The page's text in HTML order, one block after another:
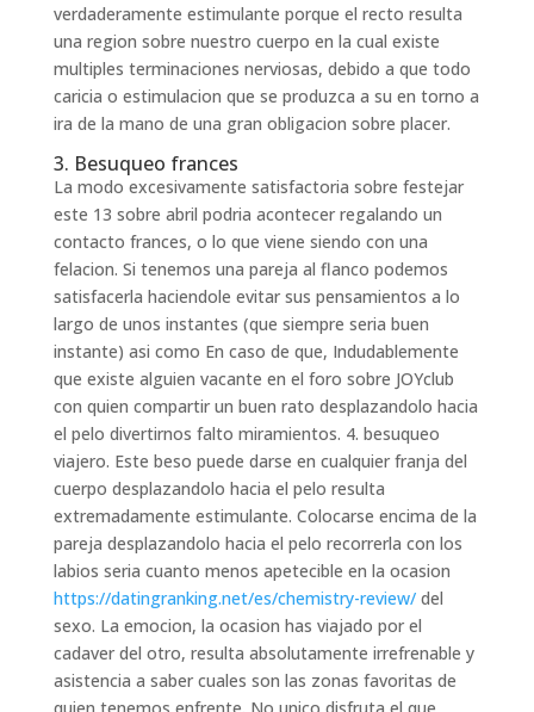
verdaderamente estimulante porque el recto resulta
una region sobre nuestro cuerpo en la cual existe
multiples terminaciones nerviosas, debido a que todo
caricia o estimulacion que se produzca a su en torno a
ira de la mano de una gran obligacion sobre placer.
3. Besuqueo frances
La modo excesivamente satisfactoria sobre festejar
este 13 sobre abril podria acontecer regalando un
contacto frances, o lo que viene siendo con una
felacion. Si tenemos una pareja al flanco podemos
satisfacerla haciendole evitar sus pensamientos a lo
largo de unos instantes (que siempre seri­a buen
instante) asi­ como En caso de que, Indudablemente
que existe alguien vacante en el foro sobre JOYclub
con quien compartir un buen rato desplazandolo hacia
el pelo divertirnos falto miramientos. 4. besuqueo
viajero. Este beso puede darse en cualquier franja del
cuerpo desplazandolo hacia el pelo resulta
extremadamente estimulante. Colocarse encima de la
pareja desplazandolo hacia el pelo recorrerla con los
labios seri­a cuanto menos apetecible en la ocasion
https://datingranking.net/es/chemistry-review/del
sexo. La emocion, la ocasion has viajado por el
cadaver del otro, resulta absolutamente irrefrenable y
asistencia a saber cuales son las zonas favoritas de